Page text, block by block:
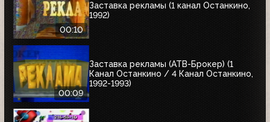
00:10
Заставка рекламы (1 канал Останкино,
1992)
00:09
Заставка рекламы (АТВ-Брокер) (1
Канал Останкино / 4 Канал Останкино,
1992-1993)